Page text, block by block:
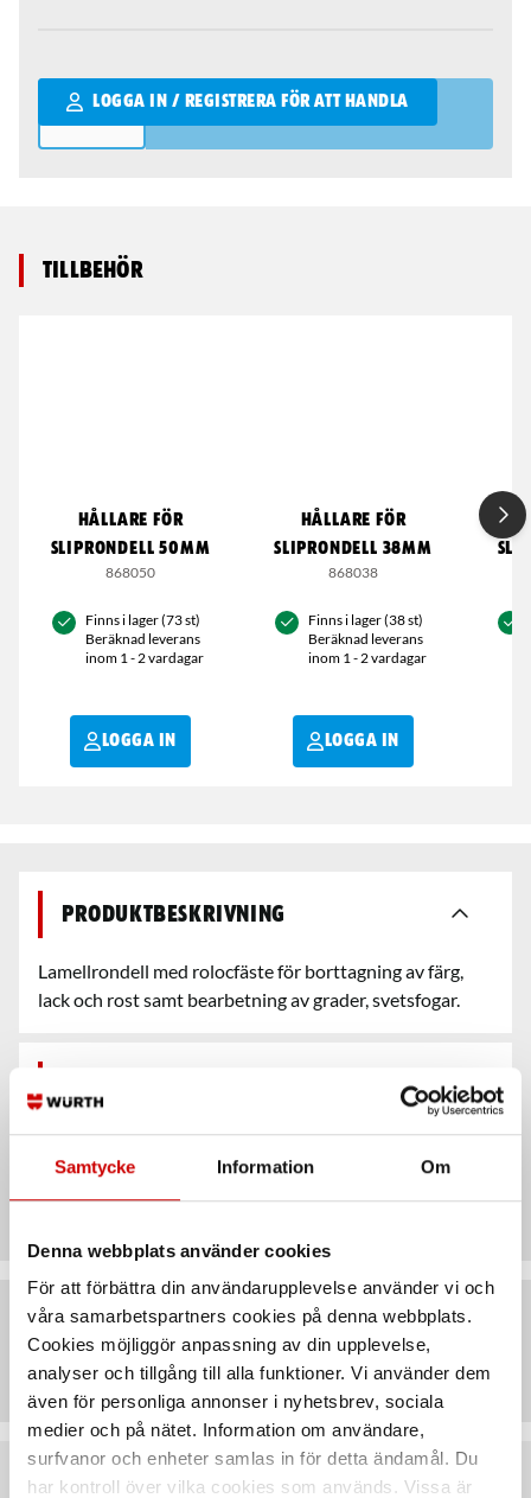
Samtycke Information Om
Denna webbplats använder cookies
För att förbättra din användarupplevelse använder vi och
våra samarbetspartners cookies på denna webbplats.
Cookies möjliggör anpassning av din upplevelse,
analyser och tillgång till alla funktioner. Vi använder dem
även för personliga annonser i nyhetsbrev, sociala
medier och på nätet. Information om användare,
surfvanor och enheter samlas in för detta ändamål. Du
har kontroll över vilka cookies som används. Vissa är
LOGGA IN / REGISTRERA FÖR ATT HANDLA
Qantity
Tillbehör
HÅLLARE FÖR
SLIPRONDELL 50MM
868050
Finns i lager (73 st)
Beräknad leverans
inom 1 - 2 vardagar
LOGGA IN
HÅLLARE FÖR
SLIPRONDELL 38MM
868038
Finns i lager (38 st)
Beräknad leverans
inom 1 - 2 vardagar
LOGGA IN
Produktbeskrivning
Lamellrondell med rolocfäste för borttagning av färg,
lack och rost samt bearbetning av grader, svetsfogar.
Egenskaper
Artiklar